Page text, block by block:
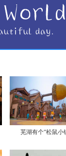
芜湖有个“松鼠小